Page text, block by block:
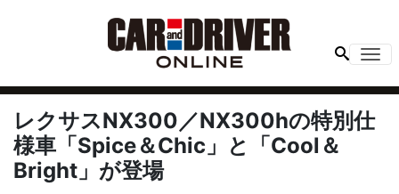
レクサスNX300／NX300hの特別仕
様車「Spice＆Chic」と「Cool＆
Bright」が登場